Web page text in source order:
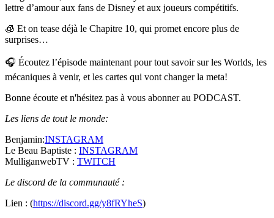
lettre d’amour aux fans de Disney et aux joueurs compétitifs.
🧊 Et on tease déjà le Chapitre 10, qui promet encore plus de
surprises…
🎧 Écoutez l’épisode maintenant pour tout savoir sur les Worlds, les
mécaniques à venir, et les cartes qui vont changer la meta!
Bonne écoute et n'hésitez pas à vous abonner au PODCAST.
Les liens de tout le monde:
Benjamin:INSTAGRAM
Le Beau Baptiste : INSTAGRAM
MulliganwebTV : TWITCH
Le discord de la communauté :
Lien : (https://discord.gg/y8fRYheS)